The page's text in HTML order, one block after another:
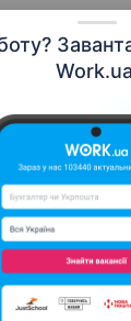
Про
Допомога